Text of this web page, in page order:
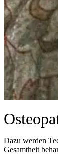
Dazu werden
Gesamtheit